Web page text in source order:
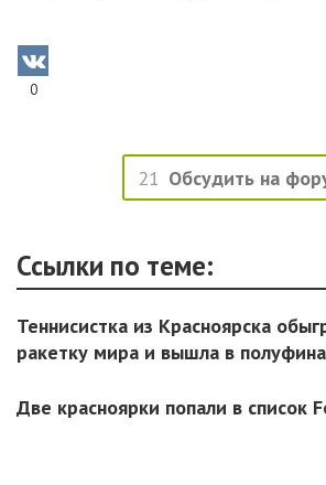
0
21 Обсудить на
Ссылки по теме:
Теннисистка из Красноярска
ракетку мира и вышла в
Две красноярки попали в список